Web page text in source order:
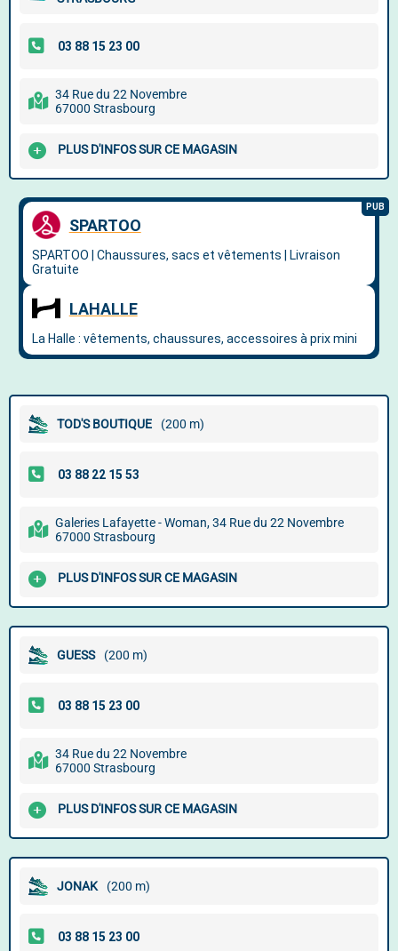
34 Rue du 22 Novembre
67000 Strasbourg
PLUS D'INFOS SUR CE MAGASIN
TOD'S BOUTIQUE (200 m)
Galeries Lafayette - Woman, 34 Rue du 22 Novembre
67000 Strasbourg
PLUS D'INFOS SUR CE MAGASIN
GUESS (200 m)
34 Rue du 22 Novembre
67000 Strasbourg
PLUS D'INFOS SUR CE MAGASIN
JONAK (200 m)